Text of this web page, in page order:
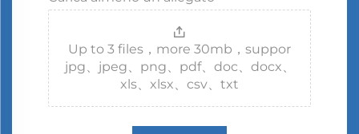
Up to 3 files，more 30mb，suppor
jpg、jpeg、png、pdf、doc、docx、
xls、xlsx、csv、txt